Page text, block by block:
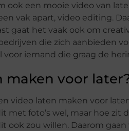
ook een mooie video van
vak apart, video editing.
gaat het vaak ook om
die zich aanbieden
voor iemand die graag de
maken voor
video laten maken voor
met foto’s wel, maar hoe zit
ook zou willen. Daarom